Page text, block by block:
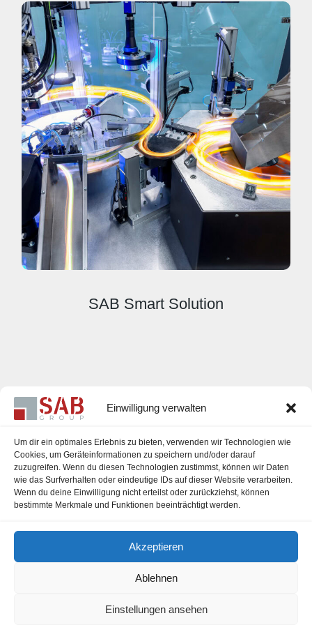
Einwilligung verwalten
Um dir ein optimales Erlebnis zu bieten, verwenden wir Technologien wie
Cookies, um Geräteinformationen zu speichern und/oder darauf
zuzugreifen. Wenn du diesen Technologien zustimmst, können wir Daten
wie das Surfverhalten oder eindeutige IDs auf dieser Website verarbeiten.
Wenn du deine Einwilligung nicht erteilst oder zurückziehst, können
bestimmte Merkmale und Funktionen beeinträchtigt werden.
Akzeptieren
Ablehnen
Einstellungen ansehen
SAB Smart Solution
Karriere
Impressum
Datenschutzerklärung
Cookie-Richtlinie (EU)
office@sab-group.com